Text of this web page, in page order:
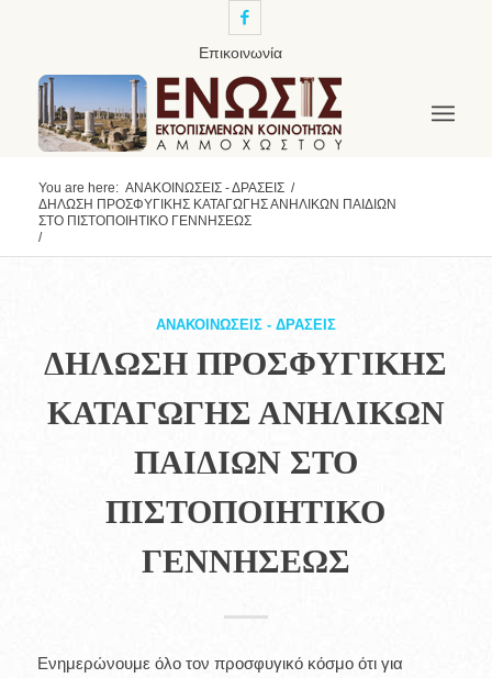
Επικοινωνία
You are here: ΑΝΑΚΟΙΝΩΣΕΙΣ - ΔΡΑΣΕΙΣ /
ΔΗΛΩΣΗ ΠΡΟΣΦΥΓΙΚΗΣ ΚΑΤΑΓΩΓΗΣ ΑΝΗΛΙΚΩΝ ΠΑΙΔΙΩΝ
ΣΤΟ ΠΙΣΤΟΠΟΙΗΤΙΚΟ ΓΕΝΝΗΣΕΩΣ
/
ΑΝΑΚΟΙΝΩΣΕΙΣ - ΔΡΑΣΕΙΣ
ΔΗΛΩΣΗ ΠΡΟΣΦΥΓΙΚΗΣ
ΚΑΤΑΓΩΓΗΣ ΑΝΗΛΙΚΩΝ
ΠΑΙΔΙΩΝ ΣΤΟ
ΠΙΣΤΟΠΟΙΗΤΙΚΟ
ΓΕΝΝΗΣΕΩΣ
Ενημερώνουμε όλο τον προσφυγικό κόσμο ότι για